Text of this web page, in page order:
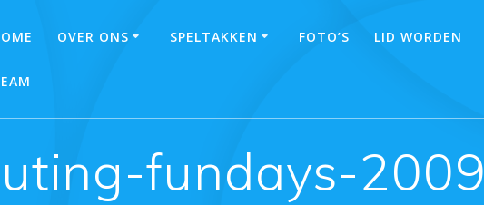
OVER ONS SPELTAKKEN FOTO’S LID WORDEN
fundays-2009